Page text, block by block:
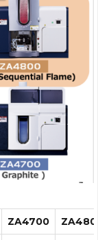
ZA4700